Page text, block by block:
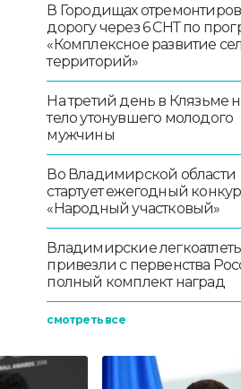
В Городищах
дорогу через 6 СНТ по
«Комплексное развитие
территорий»
На третий день в Клязьме
тело утонувшего молодого
мужчины
Во Владимирской области
стартует ежегодный
«Народный участковый»
Владимирские
привезли с первенства
полный комплект наград
смотреть все